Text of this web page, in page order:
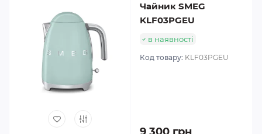
Чайник SMEG
KLF03PGEU
в наявності
Код товару: KLF03PGEU